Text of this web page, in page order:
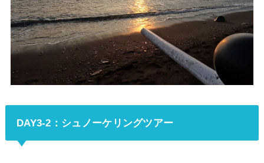
DAY3-2：シュノーケリングツアー